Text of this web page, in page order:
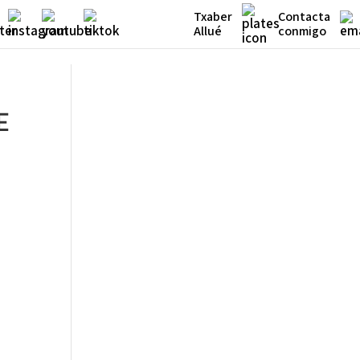
Txaber
Allué
Contacta
conmigo